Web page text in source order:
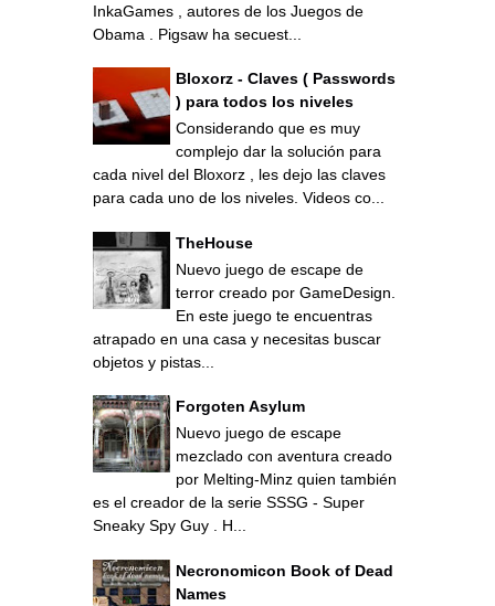
InkaGames , autores de los Juegos de
Obama . Pigsaw ha secuest...
Bloxorz - Claves ( Passwords
) para todos los niveles
Considerando que es muy
complejo dar la solución para
cada nivel del Bloxorz , les dejo las claves
para cada uno de los niveles. Videos co...
TheHouse
Nuevo juego de escape de
terror creado por GameDesign.
En este juego te encuentras
atrapado en una casa y necesitas buscar
objetos y pistas...
Forgoten Asylum
Nuevo juego de escape
mezclado con aventura creado
por Melting-Minz quien también
es el creador de la serie SSSG - Super
Sneaky Spy Guy . H...
Necronomicon Book of Dead
Names